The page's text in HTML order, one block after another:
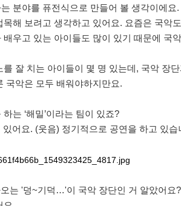
분야를 퓨전식으로 만들어 볼 생각이에요.
해 보려고 생각하고 있어요. 요즘은 국악
우고 있는 아이들도 많이 있기 때문에 국
잘 치는 아이들이 몇 명 있는데, 국악 장
국악은 모두 배워야하지만요.
는 ‘해밀’이라는 팀이 있죠?
어요. (웃음) 정기적으로 공연을 하고 있
는 '덩~기덕…'이 국악 장단인 거 알았어요?